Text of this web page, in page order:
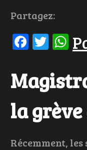
Partagez:
la
Récemment,